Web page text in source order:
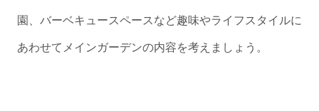
園、バーベキュースペースなど趣味やライフスタイルに
あわせてメインガーデンの内容を考えましょう。